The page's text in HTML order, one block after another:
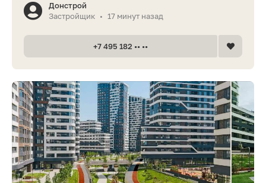
Донстрой
Застройщик • 17 минут назад
+7 495 182 •• ••